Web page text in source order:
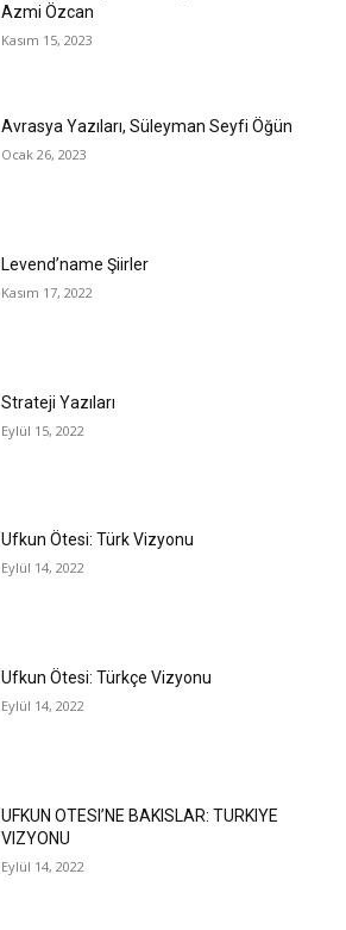
Azmi Özcan
Kasım 15, 2023
Avrasya Yazıları, Süleyman Seyfi Öğün
Ocak 26, 2023
Levend’name Şiirler
Kasım 17, 2022
Strateji Yazıları
Eylül 15, 2022
Ufkun Ötesi: Türk Vizyonu
Eylül 14, 2022
Ufkun Ötesi: Türkçe Vizyonu
Eylül 14, 2022
UFKUN OTESI’NE BAKISLAR: TURKIYE
VIZYONU
Eylül 14, 2022